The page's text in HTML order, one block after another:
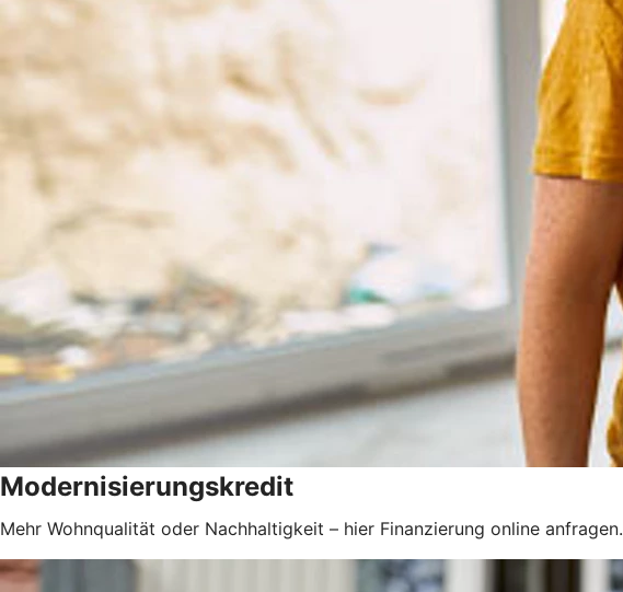
Modernisierungskredit
Mehr Wohnqualität oder Nachhaltigkeit – hier Finanzierung online anfragen.